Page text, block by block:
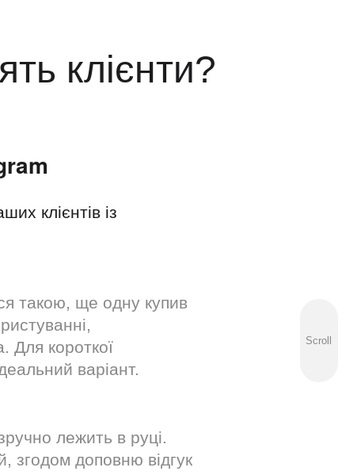
клієнти?
клієнтів із
такою, ще одну купив
Для короткої
варіант.
лежить в руці.
згодом доповню відгук
Scroll